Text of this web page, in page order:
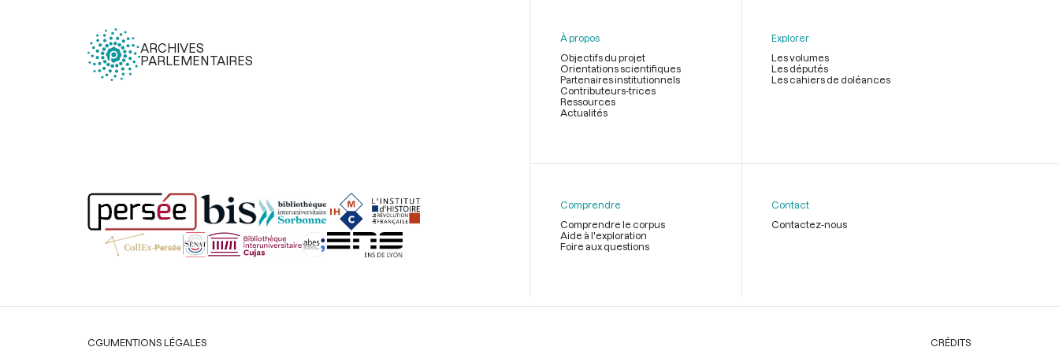
ARCHIVES
PARLEMENTAIRES
page
À propos
Objectifs du projet
Orientations scientifiques
Partenaires institutionnels
Contributeurs-trices
Ressources
Actualités
Explorer
Les volumes
Les députés
Les cahiers de doléances
Comprendre
Comprendre le corpus
Aide à l'exploration
Foire aux questions
Contact
Contactez-nous
Légal
CGUMENTIONS LÉGALES CRÉDITS